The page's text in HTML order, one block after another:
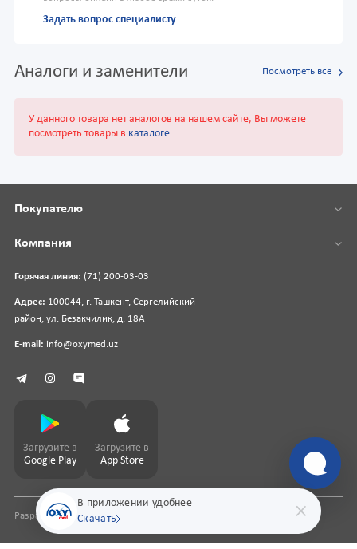
Задать вопрос специалисту
Аналоги и заменители Посмотреть все
У данного товара нет аналогов на нашем сайте, Вы можете
посмотреть товары в каталоге
В приложении удобнее
Скачать
Горячая линия: (71) 200-03-03
Адрес: 100044, г. Ташкент, Сергелийский
район, ул. Безакчилик, д. 18А
E-mail: info@oxymed.uz
Покупателю
Компания
Загрузите в
Google Play
Загрузите в
App Store
Разработка сайтаpharmit.uz